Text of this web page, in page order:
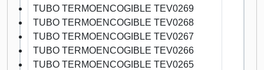
TUBO TERMOENCOGIBLE TEV0269
TUBO TERMOENCOGIBLE TEV0268
TUBO TERMOENCOGIBLE TEV0267
TUBO TERMOENCOGIBLE TEV0266
TUBO TERMOENCOGIBLE TEV0265